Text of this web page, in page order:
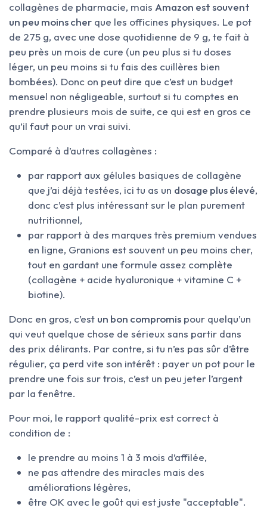
collagènes de pharmacie, mais Amazon est souvent
un peu moins cher que les officines physiques. Le pot
de 275 g, avec une dose quotidienne de 9 g, te fait à
peu près un mois de cure (un peu plus si tu doses
léger, un peu moins si tu fais des cuillères bien
bombées). Donc on peut dire que c’est un budget
mensuel non négligeable, surtout si tu comptes en
prendre plusieurs mois de suite, ce qui est en gros ce
qu’il faut pour un vrai suivi.
Comparé à d’autres collagènes :
par rapport aux gélules basiques de collagène
que j’ai déjà testées, ici tu as un dosage plus élevé,
donc c’est plus intéressant sur le plan purement
nutritionnel,
par rapport à des marques très premium vendues
en ligne, Granions est souvent un peu moins cher,
tout en gardant une formule assez complète
(collagène + acide hyaluronique + vitamine C +
biotine).
Donc en gros, c’est un bon compromis pour quelqu’un
qui veut quelque chose de sérieux sans partir dans
des prix délirants. Par contre, si tu n’es pas sûr d’être
régulier, ça perd vite son intérêt : payer un pot pour le
prendre une fois sur trois, c’est un peu jeter l’argent
par la fenêtre.
Pour moi, le rapport qualité-prix est correct à
condition de :
le prendre au moins 1 à 3 mois d’affilée,
ne pas attendre des miracles mais des
améliorations légères,
être OK avec le goût qui est juste "acceptable".